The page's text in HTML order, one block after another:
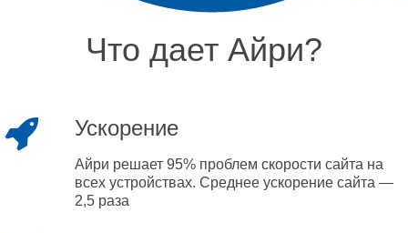
Что дает Айри?
Ускорение
Айри решает 95% проблем скорости сайта на
всех устройствах. Среднее ускорение сайта —
2,5 раза